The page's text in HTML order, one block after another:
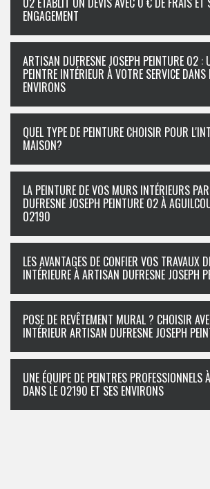
ENGAGEMENT
ARTISAN DUFRESNE JOSEPH PEINTURE 02 :
PEINTRE INTÉRIEUR À VOTRE SERVICE
ENVIRONS
QUEL TYPE DE PEINTURE CHOISIR POUR
MAISON?
LA PEINTURE DE VOS MURS INTÉRIEURS
DUFRESNE JOSEPH PEINTURE 02 À
02190
LES AVANTAGES DE CONFIER VOS TRAVAUX
INTÉRIEURE À ARTISAN DUFRESNE JOSEPH
POSE DE REVÊTEMENT MURAL ? CHOISIR
INTÉRIEUR ARTISAN DUFRESNE JOSEPH
UNE ÉQUIPE DE PEINTRES PROFESSIONNELS
DANS LE 02190 ET SES ENVIRONS